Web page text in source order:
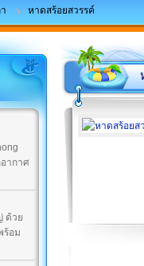
หาดสร้อยสวรรค์
ากาศ
ด้วย
ร้อม